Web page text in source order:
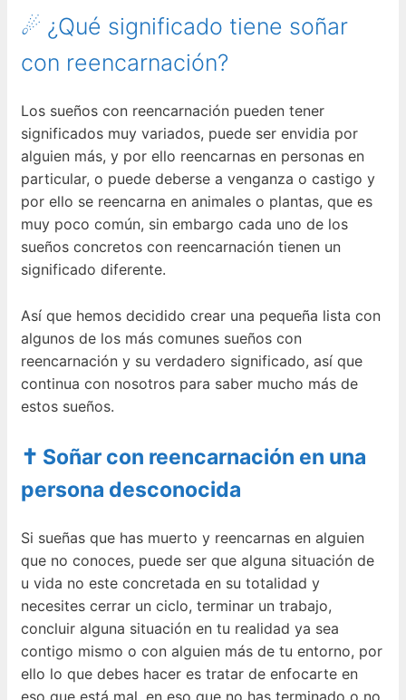
☄ ¿Qué significado tiene soñar
con reencarnación?
Los sueños con reencarnación pueden tener
significados muy variados, puede ser envidia por
alguien más, y por ello reencarnas en personas en
particular, o puede deberse a venganza o castigo y
por ello se reencarna en animales o plantas, que es
muy poco común, sin embargo cada uno de los
sueños concretos con reencarnación tienen un
significado diferente.
Así que hemos decidido crear una pequeña lista con
algunos de los más comunes sueños con
reencarnación y su verdadero significado, así que
continua con nosotros para saber mucho más de
estos sueños.
✝ Soñar con reencarnación en una
persona desconocida
Si sueñas que has muerto y reencarnas en alguien
que no conoces, puede ser que alguna situación de
u vida no este concretada en su totalidad y
necesites cerrar un ciclo, terminar un trabajo,
concluir alguna situación en tu realidad ya sea
contigo mismo o con alguien más de tu entorno, por
ello lo que debes hacer es tratar de enfocarte en